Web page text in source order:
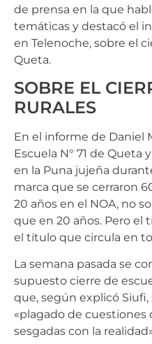
de prensa en la que
temáticas y destacó el
en Telenoche, sobre el
Queta.
SOBRE EL
RURALES
En el informe de Daniel
Escuela N° 71 de Queta
en la Puna jujeña
marca que se cerraron
20 años en el NOA, no
que en 20 años. Pero el
el título que circula en
La semana pasada se
supuesto cierre de
que, según explicó
«plagado de
sesgadas con la